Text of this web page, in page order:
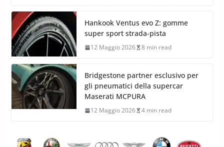
Hankook Ventus evo Z: gomme
super sport strada-pista
12 Maggio 2026 8 min read
Bridgestone partner esclusivo per
gli pneumatici della supercar
Maserati MCPURA
12 Maggio 2026 4 min read